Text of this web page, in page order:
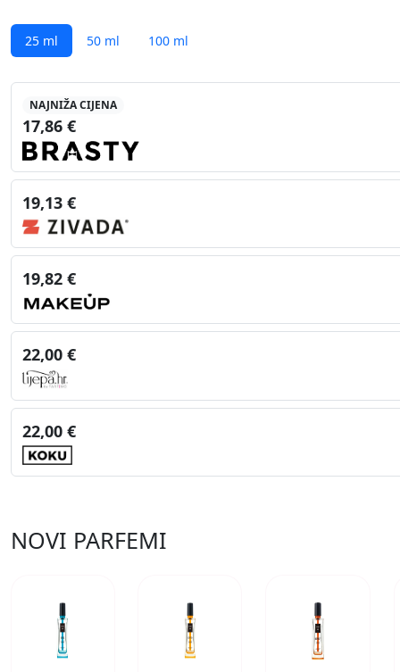
25 ml 50 ml 100 ml
NAJNIŽA CIJENA
17,86 €
19,13 €
19,82 €
22,00 €
22,00 €
NOVI PARFEMI